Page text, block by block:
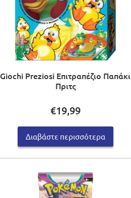
Giochi Preziosi Επιτραπέζιο Παπάκι
Πριτς
€19,99
Διαβάστε περισσότερα